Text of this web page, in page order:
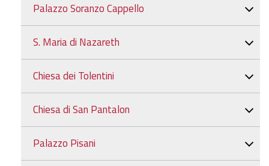
Palazzo Soranzo Cappello
S. Maria di Nazareth
Chiesa dei Tolentini
Chiesa di San Pantalon
Palazzo Pisani